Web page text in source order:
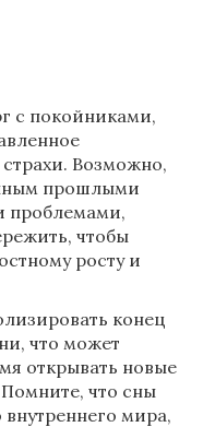
с покойниками,
Возможно,
прошлыми
проблемами,
чтобы
росту и
конец
что может
открывать новые
что сны
мира,